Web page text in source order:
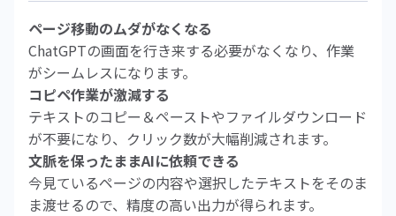
ページ移動のムダがなくなる
ChatGPTの画面を行き来する必要がなくなり、作業
がシームレスになります。
コピペ作業が激減する
テキストのコピー＆ペーストやファイルダウンロード
が不要になり、クリック数が大幅削減されます。
文脈を保ったままAIに依頼できる
今見ているページの内容や選択したテキストをそのま
ま渡せるので、精度の高い出力が得られます。